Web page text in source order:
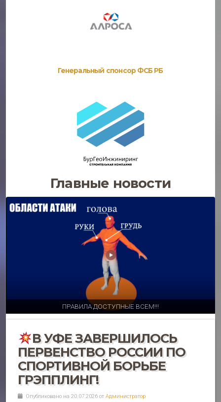
Генеральный спонсор ФСБ РБ
Главные новости
ПРАВИЛА ДОСТУПНЫЕ ВСЕМ!!!
В УФЕ ЗАВЕРШИЛОСЬ
ПЕРВЕНСТВО РОССИИ ПО
СПОРТИВНОЙ БОРЬБЕ
ГРЭППЛИНГ!
Опубликовано на 20.07.2026 от Администратор